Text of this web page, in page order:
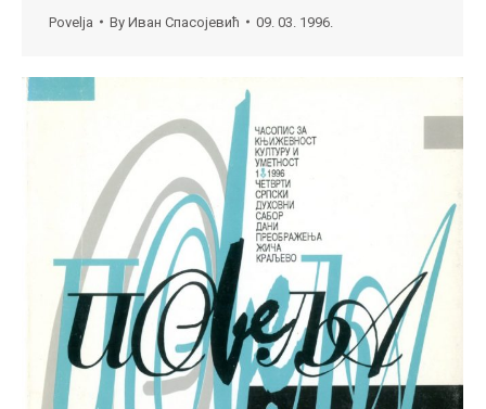
Povelja By Иван Спасојевић 09. 03. 1996.